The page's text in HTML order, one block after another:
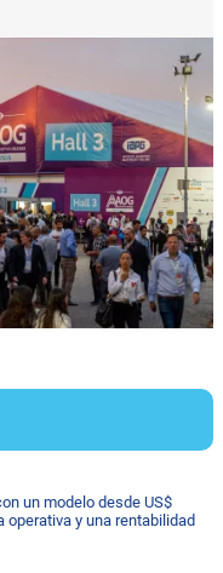
un modelo desde US$
y una rentabilidad